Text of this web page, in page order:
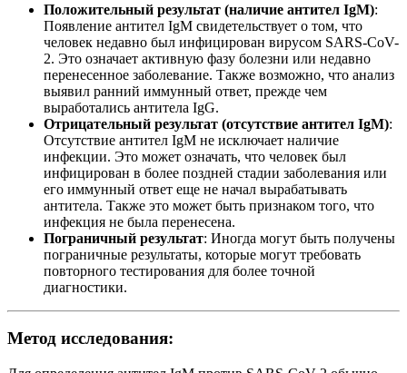
Положительный результат (наличие антител IgM):
Появление антител IgM свидетельствует о том, что
человек недавно был инфицирован вирусом SARS-CoV-
2. Это означает активную фазу болезни или недавно
перенесенное заболевание. Также возможно, что анализ
выявил ранний иммунный ответ, прежде чем
выработались антитела IgG.
Отрицательный результат (отсутствие антител IgM):
Отсутствие антител IgM не исключает наличие
инфекции. Это может означать, что человек был
инфицирован в более поздней стадии заболевания или
его иммунный ответ еще не начал вырабатывать
антитела. Также это может быть признаком того, что
инфекция не была перенесена.
Пограничный результат: Иногда могут быть получены
пограничные результаты, которые могут требовать
повторного тестирования для более точной
диагностики.
Метод исследования: